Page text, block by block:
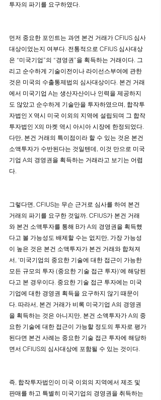
투자의 파기를 요구하였다.
먼저 중요한 포인트는 과연 본건 거래가 CFIUS 심사
대상이었는지 여부다. 전통적으로 CFIUS 심사대상
은 “미국기업”의 “경영권”을 획득하는 거래이다. 그
리고 순수하게 기술이전이나 라이선스부여에 관한
것은 미국의 수출통제법의 심사대상이다. 본건 거래
에서 미국기업 A는 생산자산이나 인력을 제공하지
도 않았고 순수하게 기술만을 투자하였으며, 합작투
자법인 X 역시 미국 이외의 지역에 설립되며 그 합작
투자법인 X의 마켓 역시 아시아 시장에 한정되었다.
다만, 본건 거래의 특이점이라 할 수 있는 것은 본건
소액투자가 수반된다는 것일텐데, 이것 만으로 미국
기업 A의 경영권을 획득하는 거래라고 보기는 어렵
다.
그렇다면, CFIUS는 무슨 근거로 심사를 하여 본건
거래의 파기를 요구한 것일까. CFIUS가 본건 거래
와 본건 소액투자를 통해 B가 A의 경영권을 획득했
다고 볼 가능성도 배제할 수는 없지만, 가장 가능성
이 높은 것은 본건 소액투자가 본건 거래와 합쳐져
서, '미국기업의 중요한 기술에 대한 접근이 가능한
모든 규모의 투자 (중요한 기술 접근 투자)'에 해당된
다고 본 경우이다. 중요한 기술 접근 투자에는 미국
기업에 대한 경영권 획득을 요구하지 않기 때문이
다. 따라서, 본건 거래가 비록 미국기업 A의 경영권
을 획득하는 것은 아니지만, 본건 소액투자가 A의 중
요한 기술에 대한 접근이 가능할 정도의 투자로 평가
된다면 본건 사례는 중요한 기술 접근 투자에 해당하
면서 CFIUS의 심사대상에 포함될 수 있는 것이다.
즉, 합작투자법인이 미국 이외의 지역에서 제조 및
판매를 하고 특별히 미국기업의 경영권을 취득하는